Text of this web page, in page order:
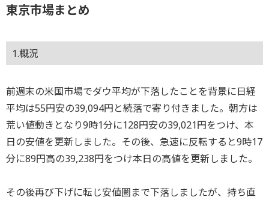
東京市場まとめ
1.概況
前週末の米国市場でダウ平均が下落したことを背景に日経
平均は55円安の39,094円と続落で寄り付きました。朝方は
荒い値動きとなり9時1分に128円安の39,021円をつけ、本
日の安値を更新しました。その後、急速に反転すると9時17
分に89円高の39,238円をつけ本日の高値を更新しました。
その後再び下げに転じ安値圏まで下落しましたが、持ち直